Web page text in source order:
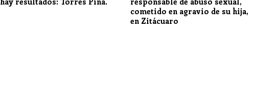
cometido en agravio de su hija,
en Zitácuaro